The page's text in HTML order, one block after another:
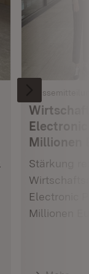
Millionen
Stärkung
Electronic
Millionen